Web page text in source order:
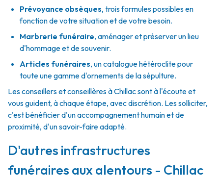
Prévoyance obsèques, trois formules possibles en
fonction de votre situation et de votre besoin.
Marbrerie funéraire, aménager et préserver un lieu
d'hommage et de souvenir.
Articles funéraires, un catalogue hétéroclite pour
toute une gamme d'ornements de la sépulture.
Les conseillers et conseillères à Chillac sont à l'écoute et
vous guident, à chaque étape, avec discrétion. Les solliciter,
c'est bénéficier d'un accompagnement humain et de
proximité, d'un savoir-faire adapté.
D'autres infrastructures
funéraires aux alentours - Chillac